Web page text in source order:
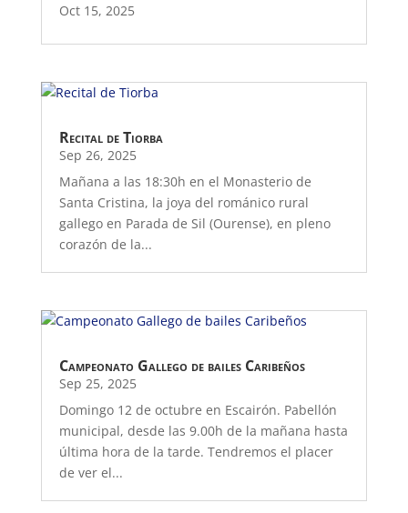
Oct 15, 2025
Recital de Tiorba
Sep 26, 2025
Mañana a las 18:30h en el Monasterio de
Santa Cristina, la joya del románico rural
gallego en Parada de Sil (Ourense), en pleno
corazón de la...
Campeonato Gallego de bailes Caribeños
Sep 25, 2025
Domingo 12 de octubre en Escairón. Pabellón
municipal, desde las 9.00h de la mañana hasta
última hora de la tarde. Tendremos el placer
de ver el...